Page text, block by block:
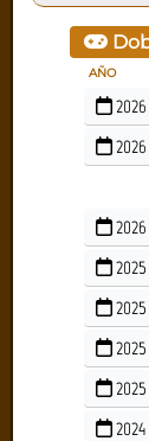
AÑO
2026
2026
2026
2025
2025
2025
2025
2024